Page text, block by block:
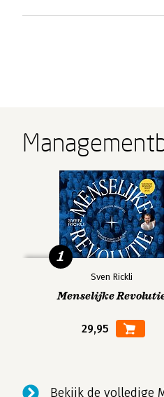
Sven Rickli
Menselijke
29,95
1
Bekijk de volledige